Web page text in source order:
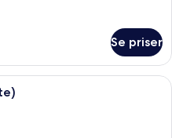
Se priser
Suite, 1 soverom (Crescent Suite) |